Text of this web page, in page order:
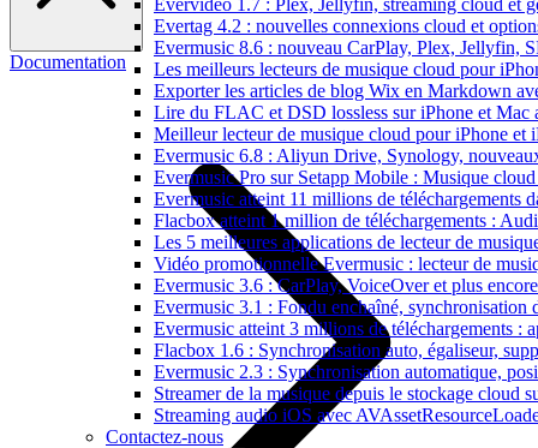
Evervideo 1.7 : Plex, Jellyfin, streaming cloud et
Evertag 4.2 : nouvelles connexions cloud et
Evermusic 8.6 : nouveau CarPlay, Plex, Jellyfin,
Les meilleurs lecteurs de musique cloud pour
Exporter les articles de blog Wix en Markdown
Lire du FLAC et DSD lossless sur iPhone et Mac
Meilleur lecteur de musique cloud pour iPhone et
Evermusic 6.8 : Aliyun Drive, Synology,
Evermusic Pro sur Setapp Mobile : Musique
Evermusic atteint 11 millions de téléchargements
Flacbox atteint 1 million de téléchargements :
Les 5 meilleures applications de lecteur de
Vidéo promotionnelle Evermusic : lecteur de
Evermusic 3.6 : CarPlay, VoiceOver et plus encore
Evermusic 3.1 : Fondu enchaîné, synchronisation
Evermusic atteint 3 millions de téléchargements :
Flacbox 1.6 : Synchronisation auto, égaliseur,
Evermusic 2.3 : Synchronisation automatique,
Streamer de la musique depuis le stockage cloud
Streaming audio iOS avec
Contactez-nous
Documentation